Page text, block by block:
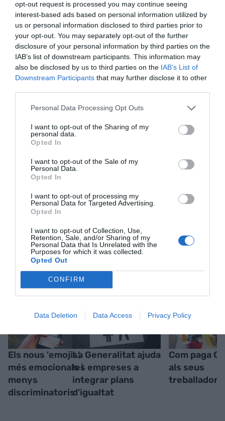
opt-out request is processed you may continue seeing
interest-based ads based on personal information utilized by
us or personal information disclosed to third parties prior to
your opt-out. You may separately opt-out of the further
disclosure of your personal information by third parties on the
IAB’s list of downstream participants. This information may
also be disclosed by us to third parties on the IAB’s List of
Downstream Participants that may further disclose it to other
Personal Data Processing Opt Outs
I want to opt-out of the Sharing of my
personal data.
Opted In
I want to opt-out of the Sale of my
Personal Data.
Opted In
I want to opt-out of processing my
Personal Data for Targeted Advertising.
Opted In
I want to opt-out of Collection, Use,
Retention, Sale, and/or Sharing of my
Personal Data that Is Unrelated with the
Purposes for which it was collected.
Opted Out
CONFIRM
Data Deletion Data Access Privacy Policy
per investigadors, tecnòlegs, representants
públics i empreses que té entre els seus objectius
crear consciència entre els internautes sobre la
privacitat de les seves dades. Entre els seus
promotors hi ha empreses com Telefònica i Mozilla
i el grup de recerca Connection Science del MIT.
Google de forma gratuïta
Estigues informat amb les últimes notícies d'actualitat
ACTIVAR ARA
RELACIONADES
Els nous 'emojis',
més emocionals i
menys
discriminatoris
La Generalitat ajuda
les empreses a
integrar plans
d'igualtat
Com paga
als seus